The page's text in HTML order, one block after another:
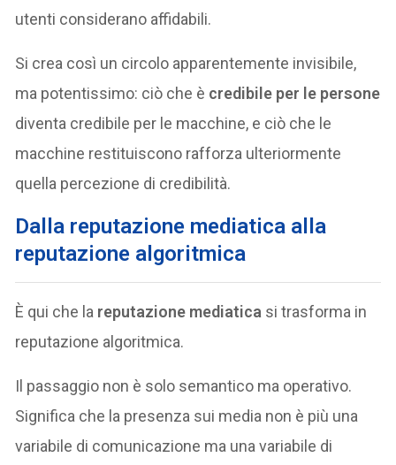
utenti considerano affidabili.
Si crea così un circolo apparentemente invisibile,
ma potentissimo: ciò che è credibile per le persone
diventa credibile per le macchine, e ciò che le
macchine restituiscono rafforza ulteriormente
quella percezione di credibilità.
Dalla reputazione mediatica alla
reputazione algoritmica
È qui che la reputazione mediatica si trasforma in
reputazione algoritmica.
Il passaggio non è solo semantico ma operativo.
Significa che la presenza sui media non è più una
variabile di comunicazione ma una variabile di